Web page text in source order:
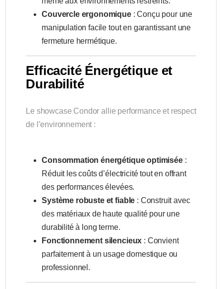
Couvercle ergonomique: Conçu pour une
manipulation facile tout en garantissant une
fermeture hermétique.
Efficacité Énergétique et
Durabilité
Le showcase Condor allie performance et respect
de l’environnement :
Consommation énergétique optimisée:
Réduit les coûts d’électricité tout en offrant
des performances élevées.
Système robuste et fiable : Construit avec
des matériaux de haute qualité pour une
durabilité à long terme.
Fonctionnement silencieux : Convient
parfaitement à un usage domestique ou
professionnel.